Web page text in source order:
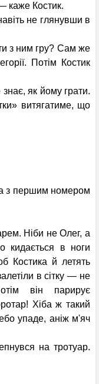
каже Костик.
не глянувши в
з ним гру? Сам же
Потім Костик
як йому грати.
витягатиме, що
з першим номером
Ніби не Олег, а
кидається в ноги
Костика й летять
в сітку — не
він парирує
Хіба ж такий
упаде, аніж м'яч
на тротуар.